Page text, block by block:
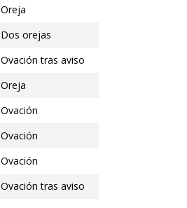
Oreja
Dos orejas
Ovación tras aviso
Oreja
Ovación
Ovación
Ovación
Ovación tras aviso